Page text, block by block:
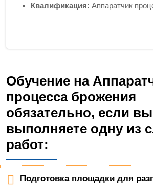
Квалификация: Аппаратчик
Обучение на
процесса брожения
обязательно, если вы
выполняете одну из
работ:
Подготовка площадки для